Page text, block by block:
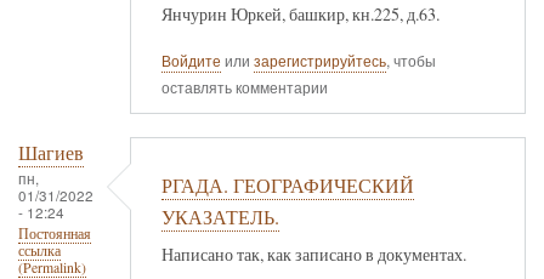
Янчурин Юркей, башкир, кн.225, д.63.
Войдите или зарегистрируйтесь, чтобы
оставлять комментарии
Шагиев
пн,
01/31/2022
- 12:24
Постоянная
ссылка
(Permalink)
РГАДА. ГЕОГРАФИЧЕСКИЙ
УКАЗАТЕЛЬ.
Написано так, как записано в документах.